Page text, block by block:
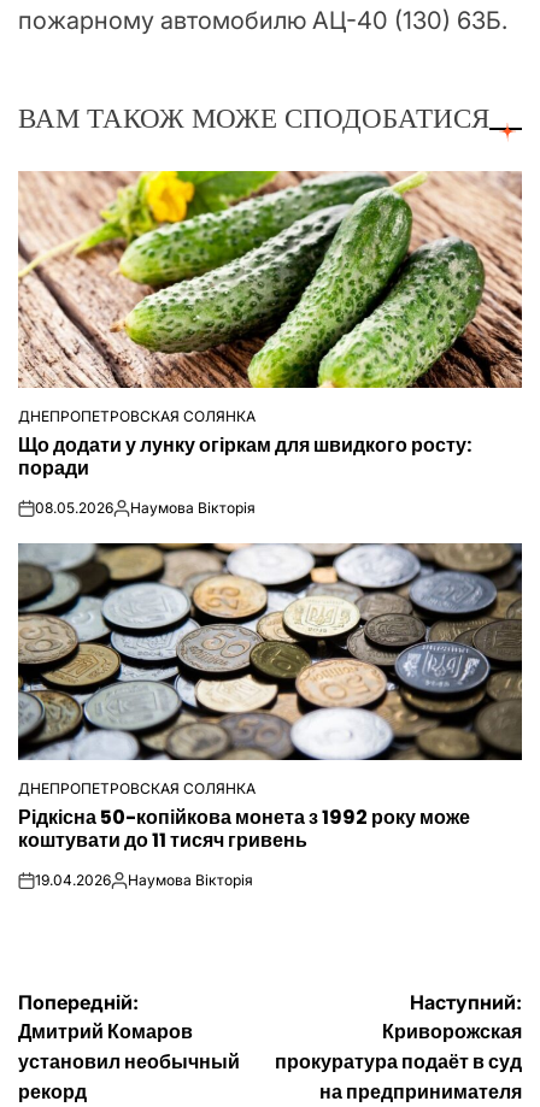
пожарному автомобилю АЦ-40 (130) 63Б.
ВАМ ТАКОЖ МОЖЕ СПОДОБАТИСЯ
ОПУБЛІКУВАТИ
У
ДНЕПРОПЕТРОВСКАЯ СОЛЯНКА
Що додати у лунку огіркам для швидкого росту:
поради
on08.05.2026Опубліковано
Наумова Вікторія
ОПУБЛІКУВАТИ
У
ДНЕПРОПЕТРОВСКАЯ СОЛЯНКА
Рідкісна 50-копійкова монета з 1992 року може
коштувати до 11 тисяч гривень
on19.04.2026Опубліковано
Наумова Вікторія
Навігація
записів
Попередній:
Дмитрий Комаров
установил необычный
рекорд
Наступний:
Криворожская
прокуратура подаёт в суд
на предпринимателя